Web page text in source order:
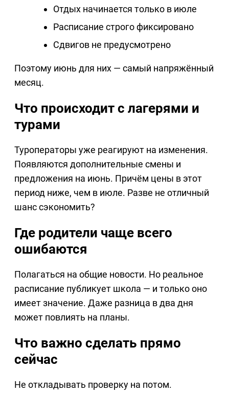
Отдых начинается только в июле
Расписание строго фиксировано
Сдвигов не предусмотрено
Поэтому июнь для них — самый напряжённый
месяц.
Что происходит с лагерями и
турами
Туроператоры уже реагируют на изменения.
Появляются дополнительные смены и
предложения на июнь. Причём цены в этот
период ниже, чем в июле. Разве не отличный
шанс сэкономить?
Где родители чаще всего
ошибаются
Полагаться на общие новости. Но реальное
расписание публикует школа — и только оно
имеет значение. Даже разница в два дня
может повлиять на планы.
Что важно сделать прямо
сейчас
Не откладывать проверку на потом.